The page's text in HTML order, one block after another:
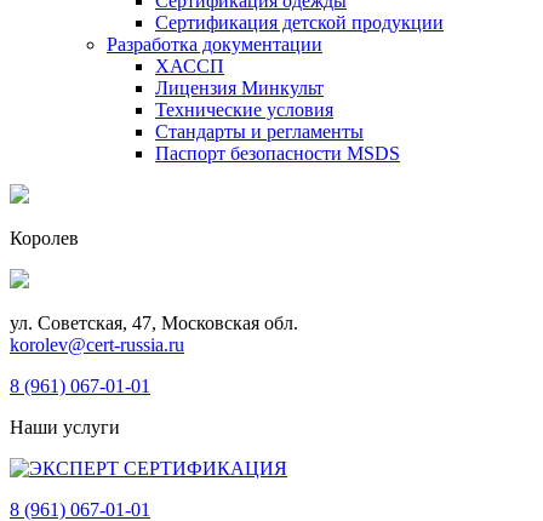
Сертификация детской продукции
Разработка документации
ХАССП
Лицензия Минкульт
Технические условия
Стандарты и регламенты
Паспорт безопасности MSDS
Королев
ул. Советская, 47, Московская обл.
korolev@cert-russia.ru
8 (961) 067-01-01
Наши услуги
8 (961) 067-01-01